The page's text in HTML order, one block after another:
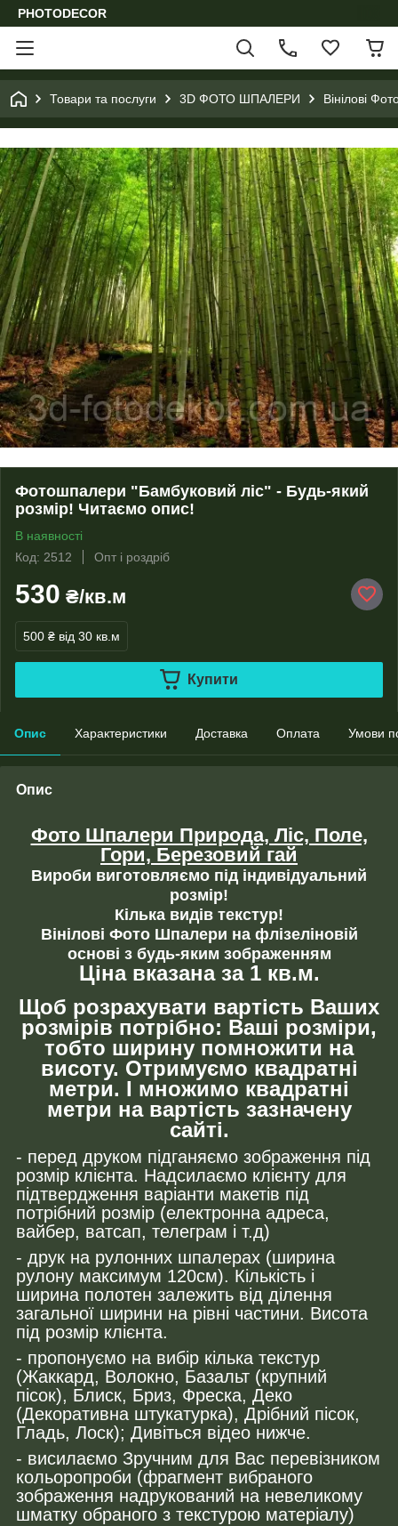
PHOTODECOR
Товари та послуги 3D ФОТО ШПАЛЕРИ Вінілові
Фотошпалери "Бамбуковий ліс" - Будь-який
розмір! Читаємо опис!
В наявності
Код: 2512
Опт і роздріб
530 ₴/кв.м
500 ₴ від 30 кв.м
Купити
Опис Характеристики Доставка Оплата Умови
Опис
Фото Шпалери Природа, Ліс, Поле,
Гори, Березовий гай
Вироби виготовляємо під індивідуальний
розмір!
Кілька видів текстур!
Вінілові Фото Шпалери на флізеліновій
основі з будь-яким зображенням
Ціна вказана за 1 кв.м.
Щоб розрахувати вартість Ваших
розмірів потрібно: Ваші розміри,
тобто ширину помножити на
висоту. Отримуємо квадратні
метри. І множимо квадратні
метри на вартість зазначену
сайті.
- перед друком підганяємо зображення під
розмір клієнта. Надсилаємо клієнту для
підтвердження варіанти макетів під
потрібний розмір (електронна адреса,
вайбер, ватсап, телеграм і т.д)
- друк на рулонних шпалерах (ширина
рулону максимум 120см). Кількість і
ширина полотен залежить від ділення
загальної ширини на рівні частини. Висота
під розмір клієнта.
- пропонуємо на вибір кілька текстур
(Жаккард, Волокно, Базальт (крупний
пісок), Блиск, Бриз, Фреска, Деко
(Декоративна штукатурка), Дрібний пісок,
Гладь, Лоск); Дивіться відео нижче.
- висилаємо Зручним для Вас перевізником
кольоропроби (фрагмент вибраного
зображення надрукований на невеликому
шматку обраного з текстурою матеріалу)